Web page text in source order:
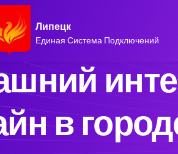
Липецк
Единая Система Подключений
в